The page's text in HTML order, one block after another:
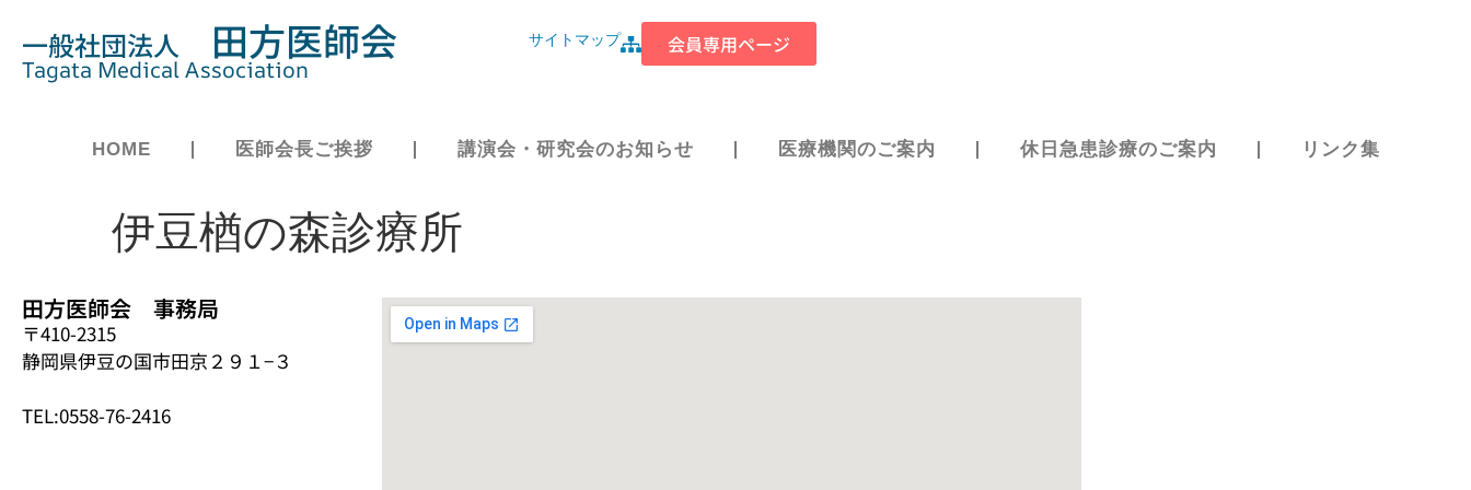
一般社団法人 田方医師会
Tagata Medical Association
サイトマップ 会員専用ページ
HOME 医師会長ご挨拶 講演会・研究会のお知らせ 医療機関のご案内 休日急患診療のご案内 リンク集
伊豆楢の森診療所
田方医師会 事務局
〒410-2315
静岡県伊豆の国市田京２９１−３
TEL:0558-76-2416